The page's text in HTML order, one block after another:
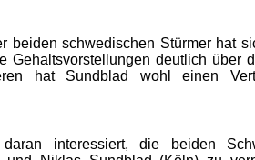
beiden schwedischen Stürmer hat
Gehaltsvorstellungen deutlich über
hat Sundblad wohl einen
interessiert, die beiden